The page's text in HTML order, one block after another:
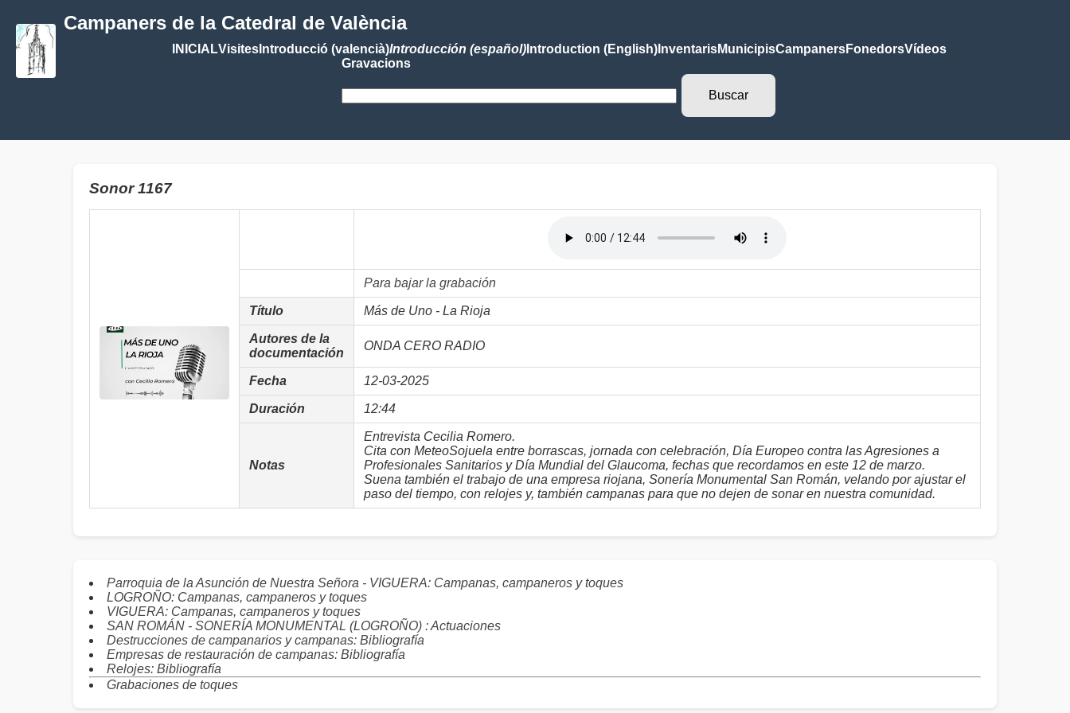
Campaners de la Catedral de València
INICIALVisitesIntroducció (valencià)Introducción (español)Introduction (English)InventarisMunicipisCampanersFonedorsVídeos
Gravacions
Sonor 1167
Para bajar la grabación
Título Más de Uno - La Rioja
Autores de la
documentación
ONDA CERO RADIO
Fecha 12-03-2025
Duración 12:44
Notas
Entrevista Cecilia Romero.
Cita con MeteoSojuela entre borrascas, jornada con celebración, Día Europeo contra las Agresiones a
Profesionales Sanitarios y Día Mundial del Glaucoma, fechas que recordamos en este 12 de marzo.
Suena también el trabajo de una empresa riojana, Sonería Monumental San Román, velando por ajustar el
paso del tiempo, con relojes y, también campanas para que no dejen de sonar en nuestra comunidad.
Parroquia de la Asunción de Nuestra Señora - VIGUERA: Campanas, campaneros y toques
LOGROÑO: Campanas, campaneros y toques
VIGUERA: Campanas, campaneros y toques
SAN ROMÁN - SONERÍA MONUMENTAL (LOGROÑO) : Actuaciones
Destrucciones de campanarios y campanas: Bibliografía
Empresas de restauración de campanas: Bibliografía
Relojes: Bibliografía
Grabaciones de toques